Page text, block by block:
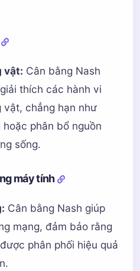
vật: Cân bằng Nash
thích các hành vi
vật, chẳng hạn như
phân bổ nguồn
sống.
máy tính
Cân bằng Nash giúp
mạng, đảm bảo rằng
phân phối hiệu quả